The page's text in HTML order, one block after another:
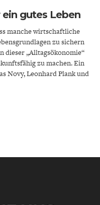
gutes Leben
manche wirtschaftliche
zu sichern
dieser „Alltagsökonomie“
zu machen. Ein
Novy, Leonhard Plank und